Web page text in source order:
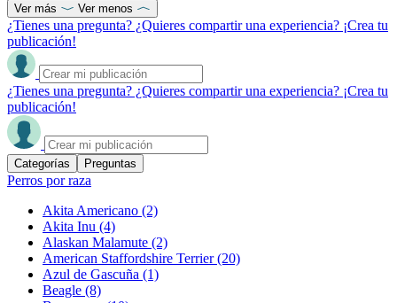
Ver más Ver menos
¿Tienes una pregunta? ¿Quieres compartir una experiencia? ¡Crea tu
publicación!
¿Tienes una pregunta? ¿Quieres compartir una experiencia? ¡Crea tu
publicación!
Categorías Preguntas
Perros por raza
Akita Americano (2)
Akita Inu (4)
Alaskan Malamute (2)
American Staffordshire Terrier(20)
Azul de Gascuña (1)
Beagle (8)